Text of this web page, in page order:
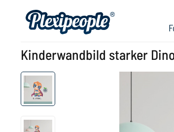
Kinderwandbild starker